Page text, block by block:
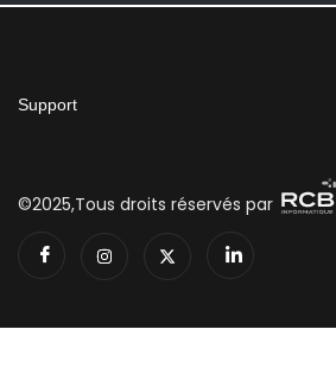
Support
©2025,Tous droits réservés par